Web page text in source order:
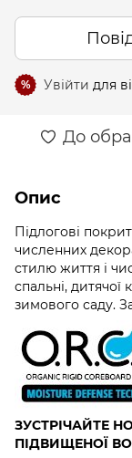
% Увійти для
До
Опис
Підлогові
численних
стилю життя і
спальні, дитячої
зимового саду.
ЗУСТРІЧАЙТЕ
ПІДВИЩЕНОЇ